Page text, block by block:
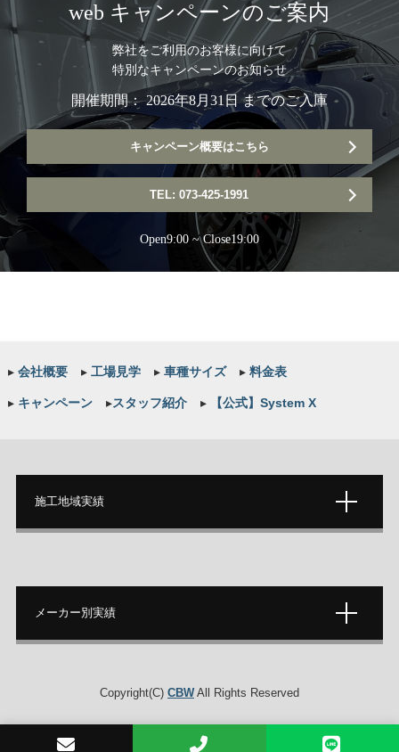
web キャンペーンのご案内
弊社をご利用のお客様に向けて
特別なキャンペーンのお知らせ
開催期間： 2026年8月31日 までのご入庫
キャンペーン概要はこちら
TEL: 073-425-1991
Open9:00 ~ Close19:00
▸会社概要 ▸工場見学 ▸車種サイズ ▸料金表
▸キャンペーン ▸スタッフ紹介 ▸【公式】System X
施工地域実績
メーカー別実績
Copyright(C) CBWAll Rights Reserved